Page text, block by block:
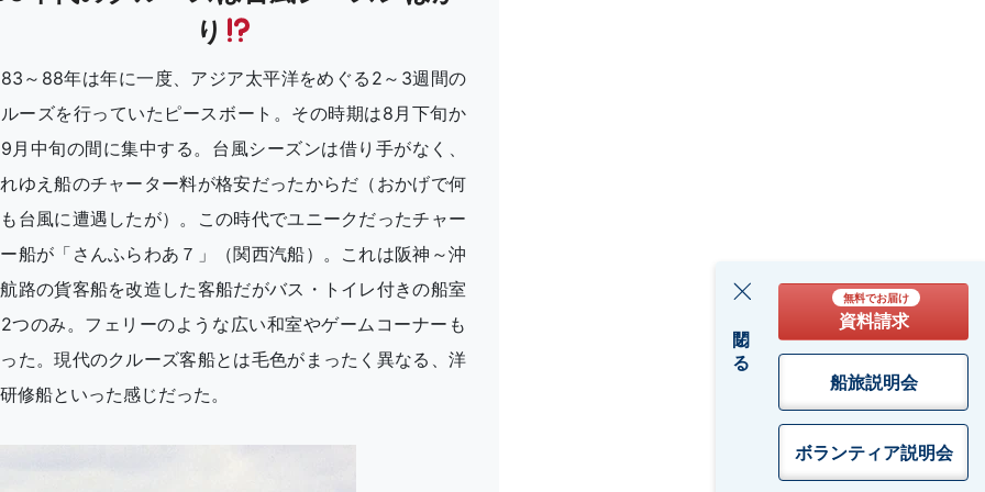
閉じる
無料でお届け
資料請求
船旅説明会
ボランティア説明会
り
～88年は年に一度、アジア太平洋をめぐる2～3週間の
ーズを行っていたピースボート。その時期は8月下旬か
月中旬の間に集中する。台風シーズンは借り手がなく、
ゆえ船のチャーター料が格安だったからだ（おかげで何
台風に遭遇したが）。この時代でユニークだったチャー
船が「さんふらわあ７」（関西汽船）。これは阪神～沖
路の貨客船を改造した客船だがバス・トイレ付きの船室
つのみ。フェリーのような広い和室やゲームコーナーも
た。現代のクルーズ客船とは毛色がまったく異なる、洋
修船といった感じだった。